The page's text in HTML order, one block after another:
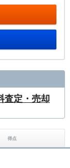
査定・売却
得点